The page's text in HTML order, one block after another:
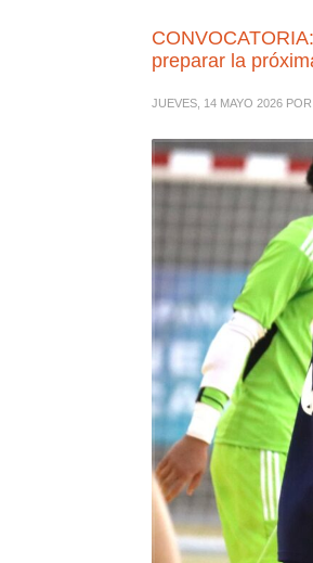
preparar la
JUEVES, 14 MAYO 2026 POR